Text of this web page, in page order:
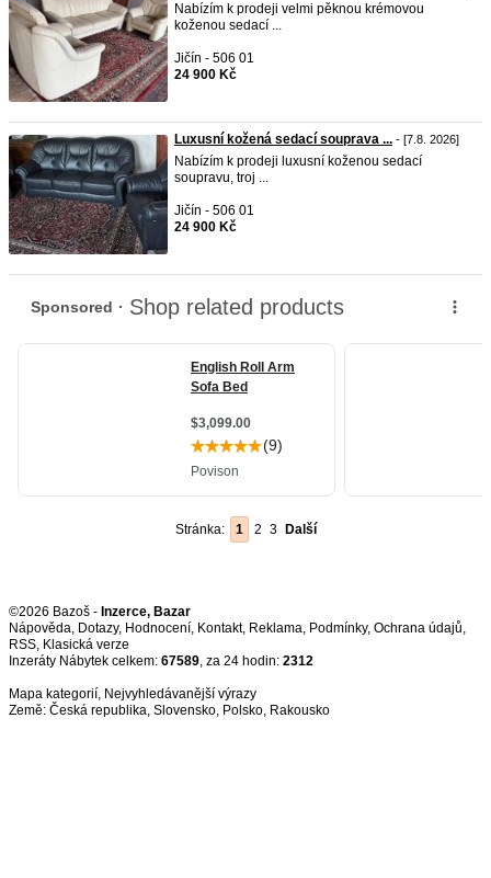
Nabízím k prodeji velmi pěknou krémovou
koženou sedací ...
Jičín - 506 01
24 900 Kč
Luxusní kožená sedací souprava ... - [7.8. 2026]
Nabízím k prodeji luxusní koženou sedací
soupravu, troj ...
Jičín - 506 01
24 900 Kč
Stránka: 1 2 3 Další
©2026 Bazoš - Inzerce, Bazar
Nápověda, Dotazy, Hodnocení, Kontakt, Reklama, Podmínky, Ochrana údajů,
RSS,
Inzeráty Nábytek celkem: 67589, za 24 hodin: 2312
Mapa kategorií, Nejvyhledávanější výrazy
Země: Česká republika, Slovensko, Polsko, Rakousko